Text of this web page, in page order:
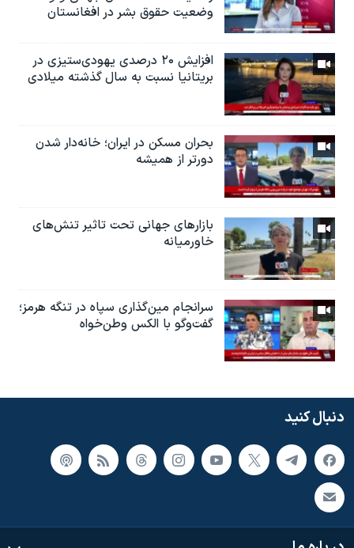
وضعیت حقوق بشر در افغانستان
افزایش ۲۰ درصدی یهودی‌ستیزی در
بریتانیا نسبت به سال گذشته میلادی
بحران مسکن در ایران؛ خانه‌دار شدن
دورتر از همیشه
بازارهای جهانی تحت تاثیر تنش‌های
خاورمیانه
سرانجام مین‌گذاری‌ سپاه در تنگه هرمز؛
گفت‌وگو با الکس وطن‌خواه
دنبال کنید